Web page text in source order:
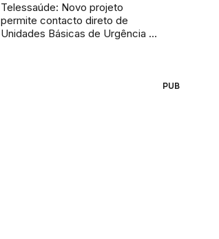
Telessaúde: Novo projeto
permite contacto direto de
Unidades Básicas de Urgência e
PUB